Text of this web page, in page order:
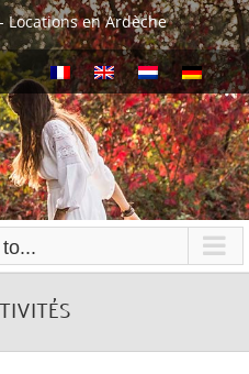
Locations en Ardèche